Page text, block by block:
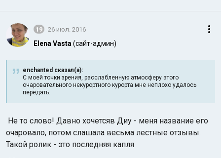
19 26 июл. 2016
Elena Vasta (сайт-админ)
enchanted сказал(а):
С моей точки зрения, расслабленную атмосферу этого
очаровательного некурортного курорта мне неплохо удалось
передать.
Не то слово! Давно хочетсяв Диу - меня название его
очаровало, потом слашала весьма лестные отзывы.
Такой ролик - это последняя капля